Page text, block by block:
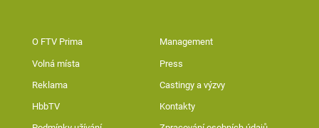
O FTV Prima Management
Volná místa Press
Reklama Castingy a výzvy
HbbTV Kontakty